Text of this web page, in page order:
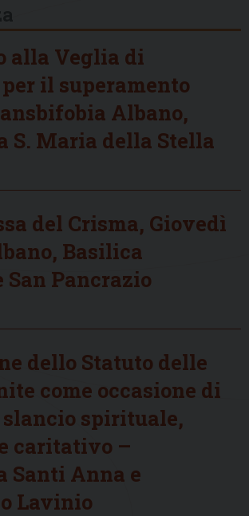
alla Veglia di
il superamento
Albano,
S. Maria della Stella
del Crisma, Giovedì
Basilica
San Pancrazio
dello Statuto delle
come occasione di
spirituale,
caritativo –
Santi Anna e
Lavinio